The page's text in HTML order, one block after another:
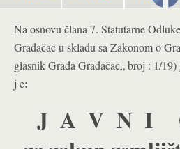
Na osnovu člana 7. Statutarne
Gradačac u skladu sa Zakonom o
glasnik Grada Gradačac„ broj : 1/
j e:
J A V N I